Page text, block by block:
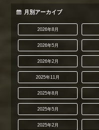
月別アーカイブ
2026年8月
2026年5月
2026年2月
2025年11月
2025年8月
2025年5月
2025年2月